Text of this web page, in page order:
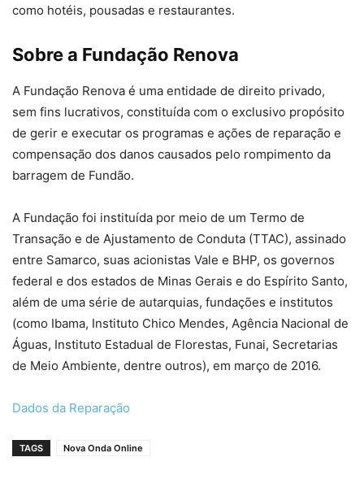
como hotéis, pousadas e restaurantes.
Sobre a Fundação Renova
A Fundação Renova é uma entidade de direito privado,
sem fins lucrativos, constituída com o exclusivo propósito
de gerir e executar os programas e ações de reparação e
compensação dos danos causados pelo rompimento da
barragem de Fundão.
A Fundação foi instituída por meio de um Termo de
Transação e de Ajustamento de Conduta (TTAC), assinado
entre Samarco, suas acionistas Vale e BHP, os governos
federal e dos estados de Minas Gerais e do Espírito Santo,
além de uma série de autarquias, fundações e institutos
(como Ibama, Instituto Chico Mendes, Agência Nacional de
Águas, Instituto Estadual de Florestas, Funai, Secretarias
de Meio Ambiente, dentre outros), em março de 2016.
Dados da Reparação
TAGS Nova Onda Online